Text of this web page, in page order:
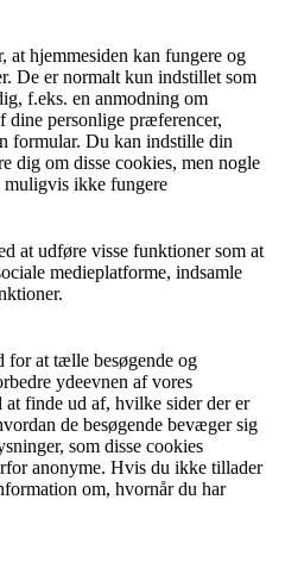
at hjemmesiden kan fungere og
De er normalt kun indstillet som
f.eks. en anmodning om
dine personlige præferencer,
formular. Du kan indstille din
dig om disse cookies, men nogle
muligvis ikke fungere
at udføre visse funktioner som at
medieplatforme, indsamle
for at tælle besøgende og
ydeevnen af vores
finde ud af, hvilke sider der er
de besøgende bevæger sig
som disse cookies
anonyme. Hvis du ikke tillader
om, hvornår du har